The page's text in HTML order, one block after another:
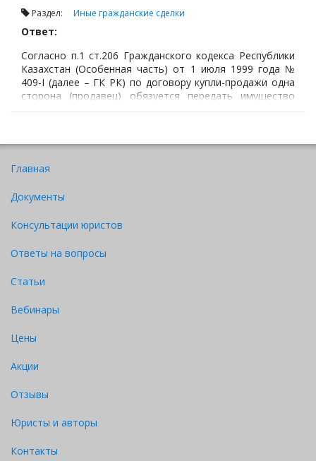
Раздел: Иные гражданские сделки
Ответ:
Согласно п.1 ст.206 Гражданского кодекса Республики
Казахстан (Особенная часть) от 1 июля 1999 года №
409-I (далее – ГК РК) по договору купли-продажи одна
сторона (продавец) обязуется передать имущество
(товар) в собственность, хозяйственное ведение или
(товар) и уплатить за него определенную денежную
Главная
Документы
Консультации юристов
Ответы на вопросы
Статьи
Вебинары
Цены
Акции
Отзывы
Юристы и авторы
Контакты